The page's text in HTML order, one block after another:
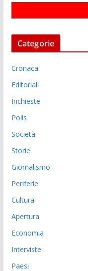
Categorie
Cronaca
Editoriali
Inchieste
Polis
Società
Storie
Giornalismo
Periferie
Cultura
Apertura
Economia
Interviste
Paesi